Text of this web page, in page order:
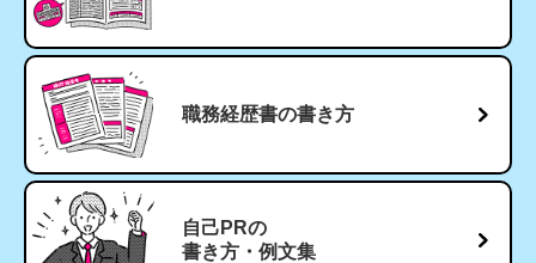
職務経歴書の書き方
自己PRの
書き方・例文集